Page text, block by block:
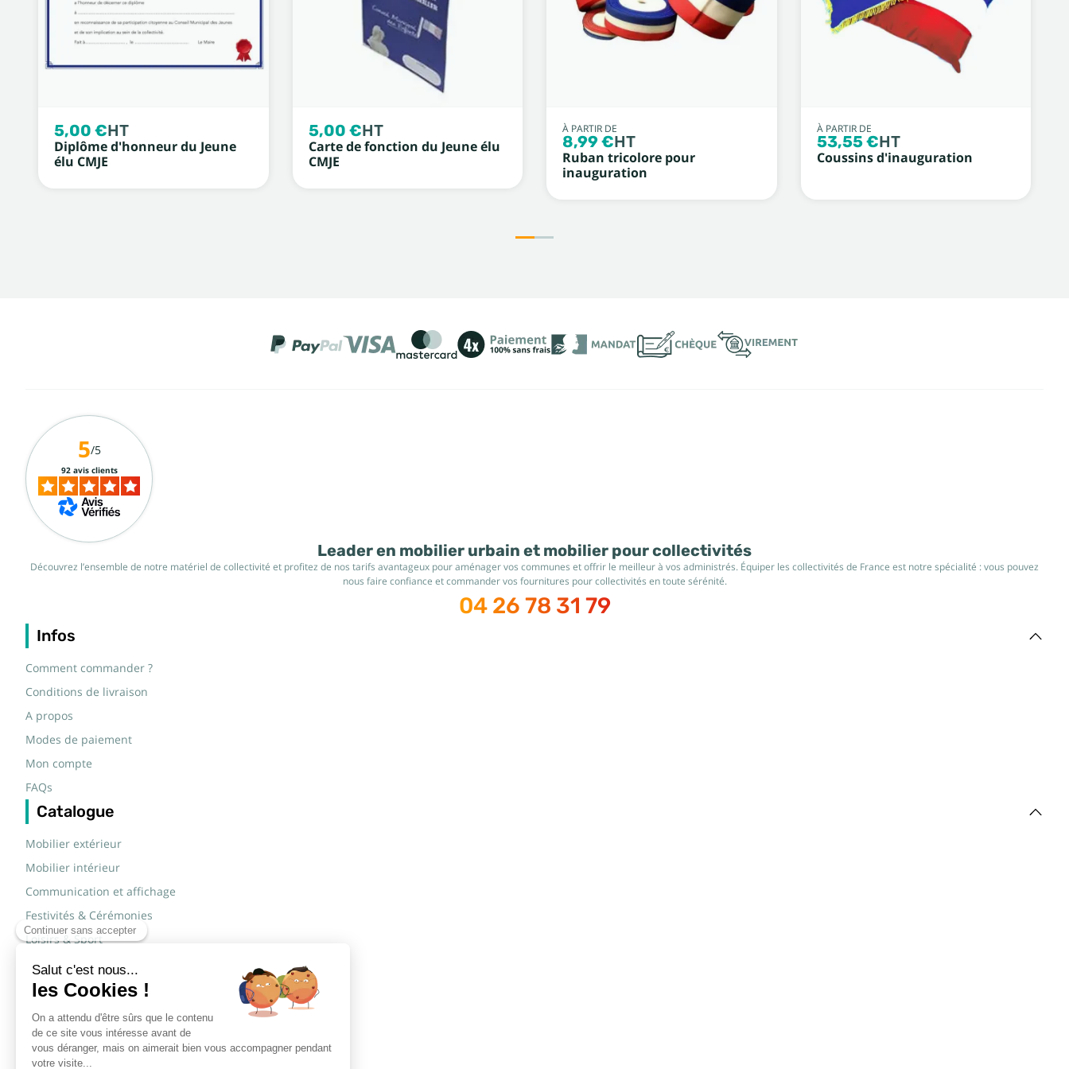
5,00 €HT
Diplôme d'honneur du Jeune
élu CMJE
5,00 €HT
Carte de fonction du Jeune élu
CMJE
À PARTIR DE
8,99 €HT
Ruban tricolore pour
inauguration
À PARTIR DE
53,55 €HT
Coussins d'inauguration
Leader en mobilier urbain et mobilier pour collectivités
Découvrez l’ensemble de notre matériel de collectivité et profitez de nos tarifs avantageux pour aménager vos communes et offrir le meilleur à vos administrés. Équiper les collectivités de France est notre spécialité : vous pouvez
nous faire confiance et commander vos fournitures pour collectivités en toute sérénité.
04 26 78 31 79
Infos
Comment commander ?
Conditions de livraison
A propos
Modes de paiement
Mon compte
FAQs
Catalogue
Mobilier extérieur
Mobilier intérieur
Communication et affichage
Festivités & Cérémonies
Loisirs & Sport
Mobilier scolaire
Mobilier urbain
Sécurité routière & TP
Tables pliantes rectangulaires
Tables pliantes rondes
5/5
92 avis clients